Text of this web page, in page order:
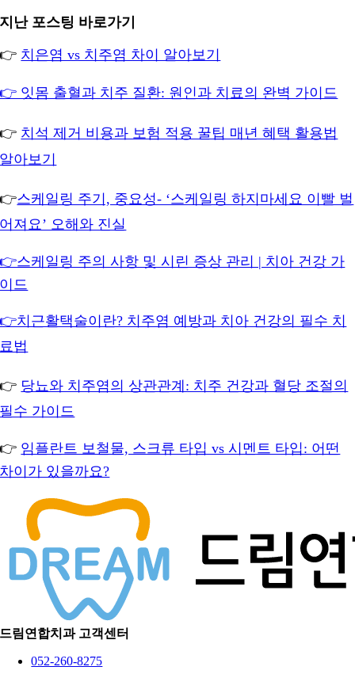
지난 포스팅 바로가기
👉 치은염 vs 치주염 차이 알아보기
👉 잇몸 출혈과 치주 질환: 원인과 치료의 완벽 가이드
👉 치석 제거 비용과 보험 적용 꿀팁 매년 혜택 활용법
알아보기
👉스케일링 주기, 중요성- ‘스케일링 하지마세요 이빨 벌
어져요’ 오해와 진실
👉스케일링 주의 사항 및 시린 증상 관리 | 치아 건강 가
이드
👉치근활택술이란? 치주염 예방과 치아 건강의 필수 치
료법
👉 당뇨와 치주염의 상관관계: 치주 건강과 혈당 조절의
필수 가이드
👉 임플란트 보철물, 스크류 타입 vs 시멘트 타입: 어떤
차이가 있을까요?
드림연합치과 고객센터
052-260-8275